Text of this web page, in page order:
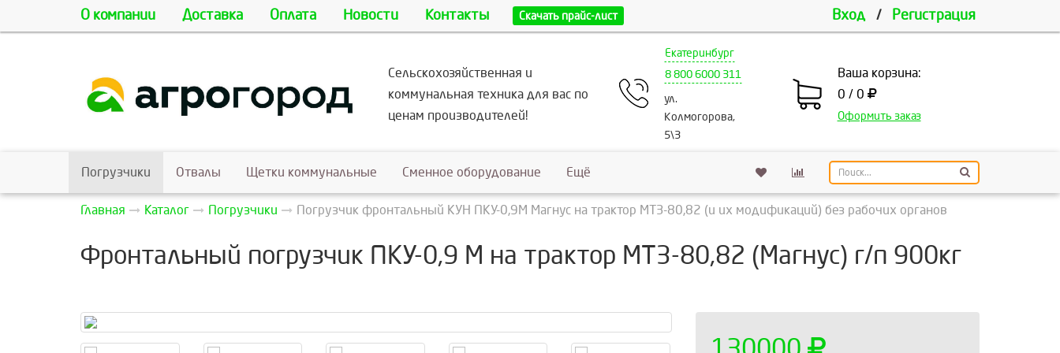
О компании Доставка Оплата Новости Контакты Скачать прайс-лист Вход / Регистрация
Сельскохозяйственная и
коммунальная техника для вас по
ценам производителей!
Екатеринбург
8 800 6000 311
ул.
Колмогорова,
5\3
Ваша корзина:
0 / 0
Оформить заказ
Погрузчики Отвалы Щетки коммунальные Сменное оборудование Ещё
Главная Каталог Погрузчики Погрузчик фронтальный КУН ПКУ-0,9М Магнус на трактор МТЗ-80,82 (и их модификаций) без рабочих органов
Фронтальный погрузчик ПКУ-0,9 М на трактор МТЗ-80,82 (Магнус) г/п 900кг